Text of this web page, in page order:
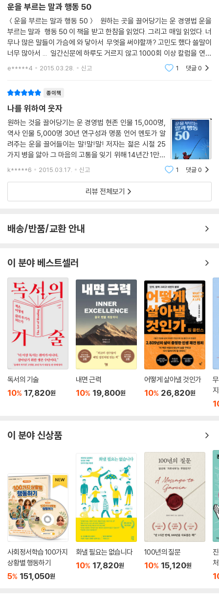
연대와 화합의 말들은 드물었고, 초등학생 97%가 비속어를 사용할 정도
로 거친 말의 풍토는 대물림되고 있다.
운의 힘을 믿는 사람은 말의 힘도 믿는 사람이다. 많은 사람이 응원하면 어
떤 어려움이 있어도 그에 걸맞은 위치를 만들어 내는 것이 말이 힘이다. 얼
굴에는 미소! 부드러운 말씨를 쓰는 당신이 바로 행운의 주인공이다.
운을 부르는 말과 행동 50
＜운을 부르는 말과 행동 50＞ 원하는 곳을 끌어당기는 운 경영법 운을
부르는 말과 행동 50 이 책을 받고 한참을 읽었다. 그리고 매일 읽었다. 너
무나 많은 말들이 가슴에 와 닿아서 무엇을 써야할까? 고민도 했다 쓸말이
너무 많아서 ... 일간신문에 하루도 거르지 않고 1000회 이상 칼럼을 연재
하여 기내스북에 오르며, 2011년을 빛낸 한국인 10인에 선정된
e*****4 2015.03.28. 신고 1 댓글0
종이책
나를 위하여 웃자
원하는 것을 끌어당기는 운 경영법 현존 인물 15,000명,
역사 인물 5,000명 30년 연구성과 명품 언어 멘토가 알
려주는 운을 끌어들이는 말!말!말! 저자는 젊은 시절 25
가지 병을 앓아 그 마음의 고통을 잊기 위해 14년간 1만여
권의 책을 독파하고 프리랜서 전문가의 길로 들어섰다고
k*****6 2015.03.17. 신고 1 댓글0
리뷰 전체보기
배송/반품/교환 안내
이 분야 베스트셀러
독서의 기술
10% 17,820원
내면 근력
10% 19,800원
어떻게 살아낼 것인가
10% 26,820원
이 분야 신상품
사회정서학습 100가지
상황별 행동하기
5% 151,050원
화낼 필요는 없습니다
10% 17,820원
100년의 질문
10% 15,120원